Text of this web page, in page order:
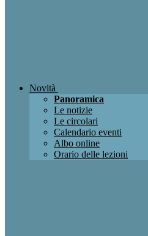
Novità
Panoramica
Le notizie
Le circolari
Calendario eventi
Albo online
Orario delle lezioni